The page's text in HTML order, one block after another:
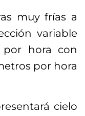
muy frías a
variable
por hora con
por hora
cielo